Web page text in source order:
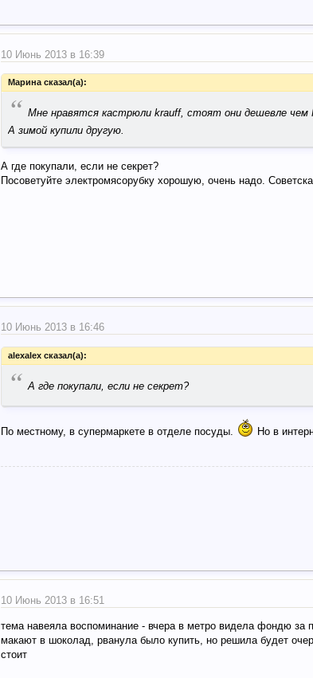
10 Июнь 2013 в 16:39
Марина сказал(а):
“ Мне нравятся кастрюли krauff, стоят они дешевле чем
А зимой купили другую.
А где покупали, если не секрет?
Посоветуйте электромясорубку хорошую, очень надо.
10 Июнь 2013 в 16:46
alexalex сказал(а):
“ А где покупали, если не секрет?
По местному, в супермаркете в отделе посуды. Но в
10 Июнь 2013 в 16:51
тема навеяла воспоминание - вчера в метро видела фондю за
макают в шоколад, рванула было купить, но решила будет
стоит